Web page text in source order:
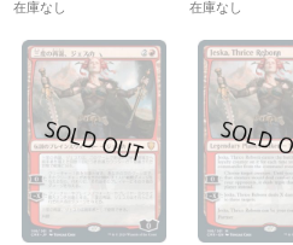
在庫なし 在庫なし